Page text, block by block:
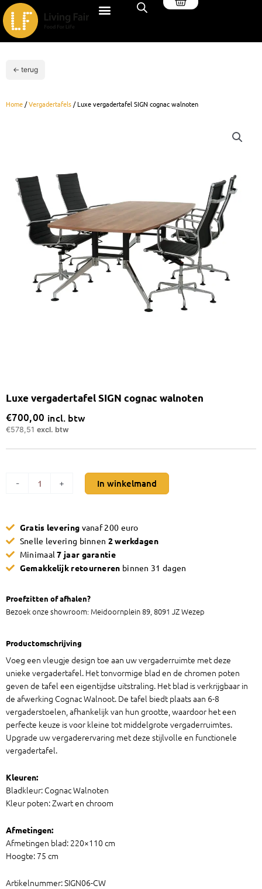
Ga
naar
de
inhoud
← terug
Home /Vergadertafels / Luxe vergadertafel SIGN cognac walnoten
Luxe vergadertafel SIGN cognac walnoten
€700,00 incl. btw
€578,51 excl. btw
-
walnoten
aantal
+ In winkelmand
Gratis levering vanaf 200 euro
Snelle levering binnen 2 werkdagen
Minimaal7 jaar garantie
Gemakkelijk retourneren binnen 31 dagen
Proefzitten of afhalen?
Bezoek onze showroom: Meidoornplein 89, 8091 JZ Wezep
Productomschrijving
Voeg een vleugje design toe aan uw vergaderruimte met deze
unieke vergadertafel. Het tonvormige blad en de chromen poten
geven de tafel een eigentijdse uitstraling. Het blad is verkrijgbaar in
de afwerking Cognac Walnoot. De tafel biedt plaats aan 6-8
vergaderstoelen, afhankelijk van hun grootte, waardoor het een
perfecte keuze is voor kleine tot middelgrote vergaderruimtes.
Upgrade uw vergaderervaring met deze stijlvolle en functionele
vergadertafel.
Kleuren:
Bladkleur: Cognac Walnoten
Kleur poten: Zwart en chroom
Afmetingen:
Afmetingen blad: 220×110 cm
Hoogte: 75 cm
Artikelnummer: SIGN06-CW